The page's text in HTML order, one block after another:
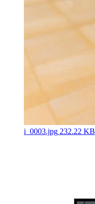
i_0003.jpg 232.22 KB